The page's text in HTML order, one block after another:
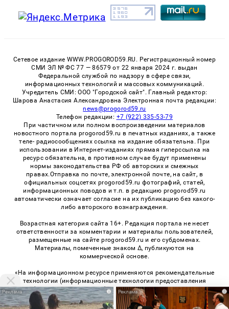
Сетевое издание WWW.PROGOROD59.RU. Регистрационный номер
СМИ ЭЛ № ФС 77 — 86579 от 22 января 2024 г. выдан
Федеральной службой по надзору в сфере связи,
информационных технологий и массовых коммуникаций.
Учредитель СМИ: ООО "Городской сайт". Главный редактор:
Шарова Анастасия Александровна Электронная почта редакции:
news@progorod59.ru
Телефон редакции: +7 (922) 335-53-79
При частичном или полном воспроизведении материалов
новостного портала progorod59.ru в печатных изданиях, а также
теле- радиосообщениях ссылка на издание обязательна. При
использовании в Интернет-изданиях прямая гиперссылка на
ресурс обязательна, в противном случае будут применены
нормы законодательства РФ об авторских и смежных
правах.Отправка по почте, электронной почте, на сайт, в
официальных соцсетях progorod59.ru фотографий, статей,
информационных поводов и т.п. в редакцию progorod59.ru
автоматически означает согласие на их публикацию без какого-
либо авторского вознаграждения.
Возрастная категория сайта 16+. Редакция портала не несет
ответственности за комментарии и материалы пользователей,
размещенные на сайте progorod59.ru и его субдоменах.
Материалы, помеченные знаком Δ, публикуются на
коммерческой основе.
«На информационном ресурсе применяются рекомендательные
технологии (информационные технологии предоставления
информации на основе сбора, систематизации и анализа
сведений, относящихся к предпочтениям пользователей сети
«Интернет», находящихся на территории Российской
i i